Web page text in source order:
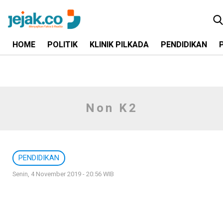
HOME POLITIK KLINIK PILKADA PENDIDIKAN
Non K2
PENDIDIKAN
Senin, 4 November 2019 - 20:56 WIB